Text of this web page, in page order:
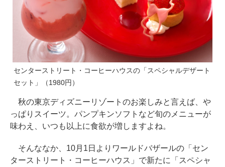
センターストリート・コーヒーハウスの「スペシャルデザート
セット」（1980円）
秋の東京ディズニーリゾートのお楽しみと言えば、や
っぱりスイーツ。パンプキンソフトなど旬のメニューが
味わえ、いつも以上に食欲が増しますよね。
そんななか、10月1日よりワールドバザールの「セン
ターストリート・コーヒーハウス」で新たに「スペシャ